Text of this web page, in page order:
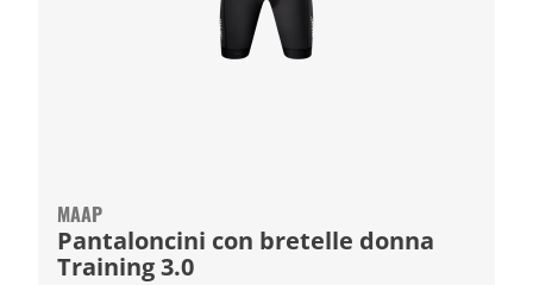
MAAP
Pantaloncini con bretelle donna
Training 3.0